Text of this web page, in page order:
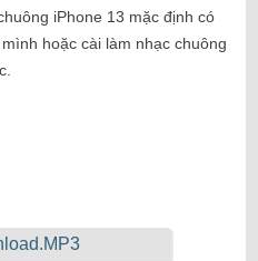
iPhone 13 mặc định có
hoặc cài làm nhạc chuông